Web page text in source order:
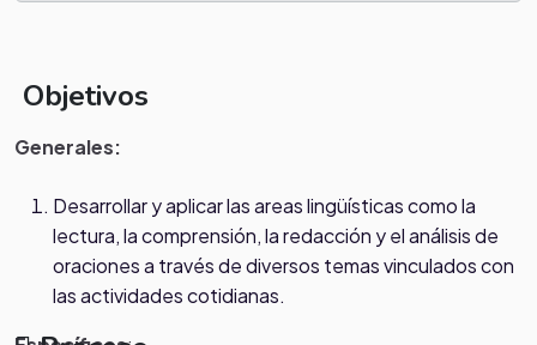
Objetivos
Generales:
Desarrollar y aplicar las areas lingüísticas como la
lectura, la comprensión, la redacción y el análisis de
oraciones a través de diversos temas vinculados con
las actividades cotidianas.